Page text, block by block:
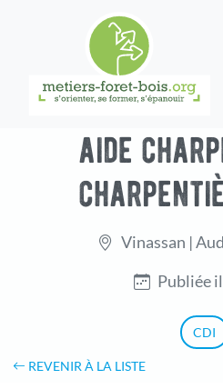
aide
Vinassan |
Publiée
CDI
REVENIR À LA LISTE